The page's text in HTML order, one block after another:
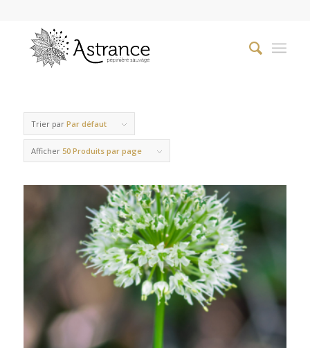
Trier par Par défaut
Afficher 50 Produits par page